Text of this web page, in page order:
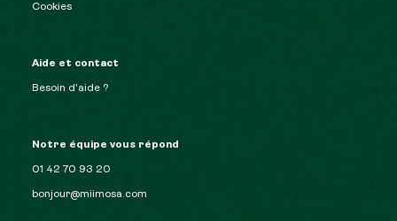
Cookies
Aide et contact
Besoin d’aide ?
Notre équipe vous répond
01 42 70 93 20
bonjour@miimosa.com